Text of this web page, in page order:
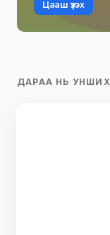
Цааш үзэх
ДАРАА НЬ УНШИХ